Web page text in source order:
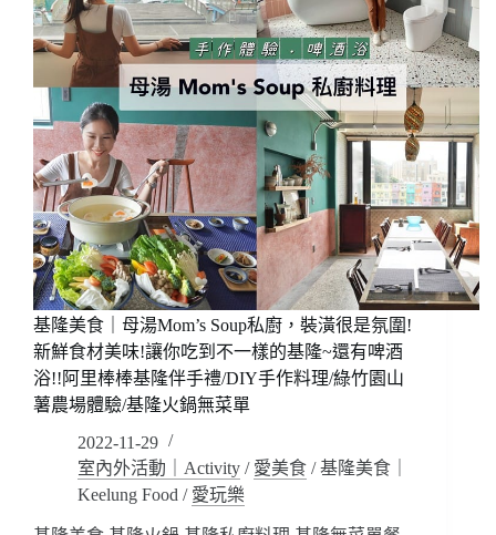
基隆美食｜母湯Mom’s Soup私廚，裝潢很是氛圍!
新鮮食材美味!讓你吃到不一樣的基隆~還有啤酒
浴!!阿里棒棒基隆伴手禮/DIY手作料理/綠竹園山
薯農場體驗/基隆火鍋無菜單
2022-11-29
室內外活動｜Activity / 愛美食 /基隆美食｜
Keelung Food / 愛玩樂